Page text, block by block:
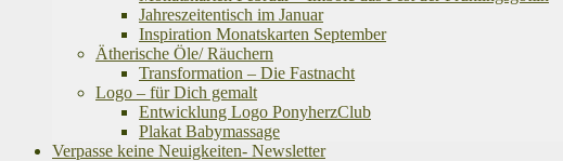
Jahreszeitentisch im Januar
Inspiration Monatskarten September
Ätherische Öle/ Räuchern
Transformation – Die Fastnacht
Logo – für Dich gemalt
Entwicklung Logo PonyherzClub
Plakat Babymassage
Verpasse keine Neuigkeiten- Newsletter